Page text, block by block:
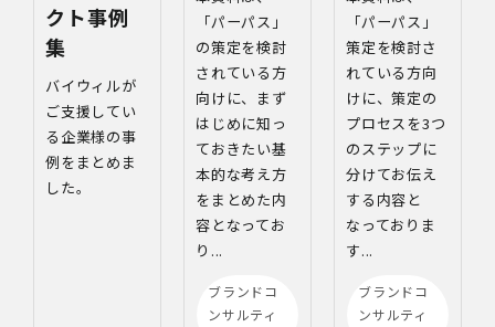
クト事例
集
バイウィルが
ご支援してい
る企業様の事
例をまとめま
した。
「パーパス」
の策定を検討
されている方
向けに、まず
はじめに知っ
ておきたい基
本的な考え方
をまとめた内
容となってお
り...
ブランドコ
ンサルティ
「パーパス」
策定を検討さ
れている方向
けに、策定の
プロセスを3つ
のステップに
分けてお伝え
する内容と
なっておりま
す...
ブランドコ
ンサルティ